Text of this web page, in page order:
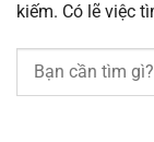
kiếm. Có lẽ việc